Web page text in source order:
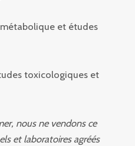
et études
toxicologiques et
nous ne vendons ce
et laboratoires agréés